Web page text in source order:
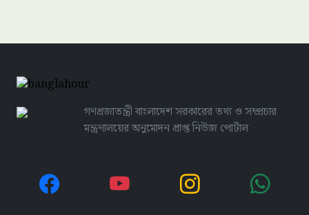
গণপ্রজাতন্ত্রী বাংলাদেশ সরকারের তথ্য ও সম্প্রচার
মন্ত্রণালয়ের অনুমোদন প্রাপ্ত নিউজ পোর্টাল